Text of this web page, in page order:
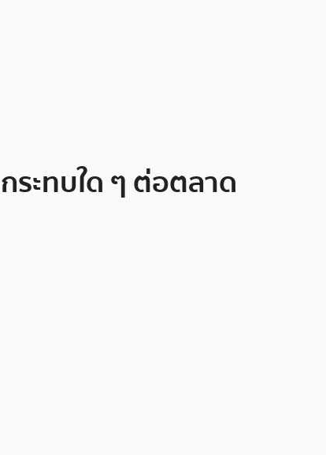
ระทบใด ๆ ต่อตลาด